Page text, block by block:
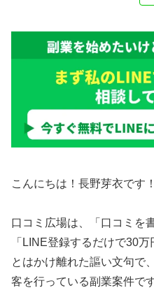
こんにちは！長野芽衣です！
口コミ広場は、「口コミを
「LINE登録するだけで30
とはかけ離れた謳い文句で
客を行っている副業案件です